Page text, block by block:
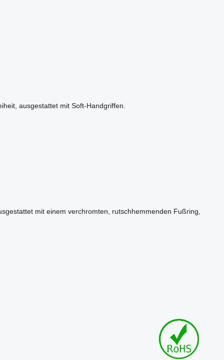
ausgestattet mit Soft-Handgriffen.
mit einem verchromten, rutschhemmenden Fußring,